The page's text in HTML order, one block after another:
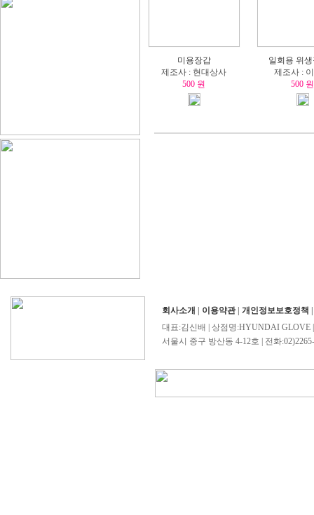
미용장갑
제조사 : 현대상사
500 원
일회용 위
제조사 :
500 원
회사소개 이용약관| 개인정보보호정책
대표:김신배 | 상점명:HYUNDAI GLOVE
서울시 중구 방산동 4-12호 | 전화